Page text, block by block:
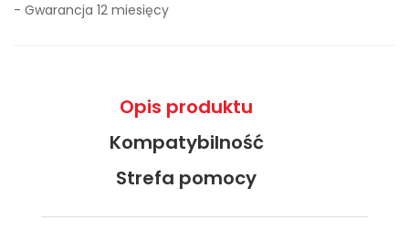
- Gwarancja 12 miesięcy
Opis produktu
Kompatybilność
Strefa pomocy